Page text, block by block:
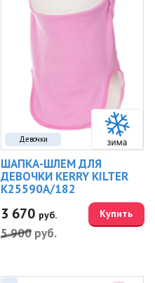
Девочки
ШАПКА-ШЛЕМ ДЛЯ
ДЕВОЧКИ KERRY KILTER
K25590A/182
3 670 руб.
5 900 руб.
Купить